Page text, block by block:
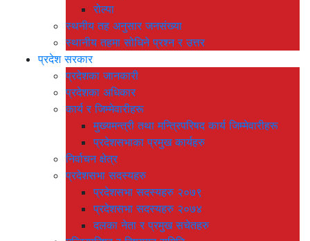
रोल्पा
स्थनीय तह अनुसार जनसंख्या
स्थानीय तहमा सोधिने प्रश्न र उत्तर
प्रदेश सरकार
प्रदेशका जानकारी
प्रदेशका अधिकार
कार्य र जिम्मेवारीहरू
मुख्यमन्त्री तथा मन्त्रिपरिषद कार्य जिम्मेवारीहरू
प्रदेशसभाका प्रमुख कार्यहरु
निर्वाचन क्षेत्र
प्रदेशसभा सदस्यहरु
प्रदेशसभा सदस्यहरु २०७९
प्रदेशसभा सदस्यहरु २०७४
दलका नेता र प्रमुख सचेतहरु